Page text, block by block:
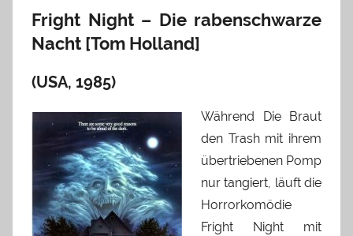
Fright Night – Die rabenschwarze
Nacht [Tom Holland]
(USA, 1985)
Während Die Braut
den Trash mit ihrem
übertriebenen Pomp
nur tangiert, läuft die
Horrorkomödie
Fright Night mit